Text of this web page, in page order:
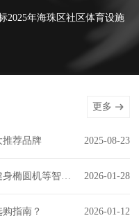
2025年海珠区社区体育设施
更多
2025-08-23
荐品牌
2026-01-28
身器材如何选择？
2026-01-12
指南？